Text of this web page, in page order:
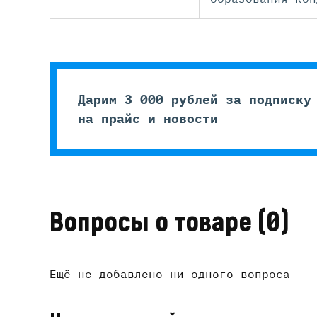
Дарим 3 000 рублей за подписку
на прайс и новости
Вопросы о товаре (0)
Ещё не добавлено ни одного вопроса